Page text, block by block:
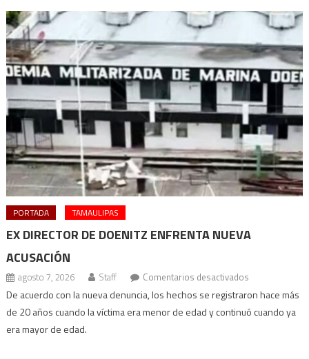
PORTADA TAMAULIPAS
EX DIRECTOR DE DOENITZ ENFRENTA NUEVA
ACUSACIÓN
agosto 7, 2026 Staff Comentarios desactivadosen
Ex
director
De acuerdo con la nueva denuncia, los hechos se registraron hace más
de 20 años cuando la víctima era menor de edad y continuó cuando ya
era mayor de edad.